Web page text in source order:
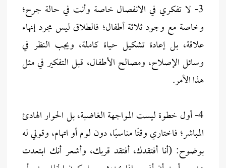
3- لا تفكري في الانفصال خاصة وأنت في حالة جرح؛
وخاصة مع وجود ثلاثة أطفال؛ فالطلاق ليس مجرد إنهاء
علاقة، بل إعادة تشكيل حياة كاملة، ويجب النظر في
وسائل الإصلاح، ومصالح الأطفال، قبل التفكير في مثل
هذا الأمر.
4- أول خطوة ليست المواجهة الغاضبة، بل الحوار الهادئ
المباشر؛ فاختاري وقتًا مناسبًا، دون لوم أو اتهام، وقولي له
بوضوح: (أنا أفتقدك، أفتقد قربك، وأشعر أنك ابتعدت